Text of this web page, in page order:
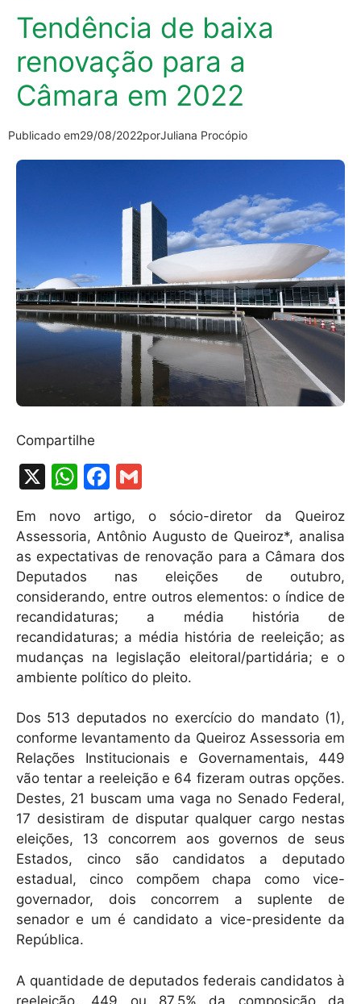
Tendência de baixa
renovação para a
Câmara em 2022
Publicado em29/08/2022porJuliana Procópio
Compartilhe
X
W
at
s
A
p
p
F
a
c
e
b
o
o
k
ai
l
Em novo artigo, o sócio-diretor da Queiroz
Assessoria, Antônio Augusto de Queiroz*, analisa
as expectativas de renovação para a Câmara dos
Deputados nas eleições de outubro,
considerando, entre outros elementos: o índice de
recandidaturas; a média história de
recandidaturas; a média história de reeleição; as
mudanças na legislação eleitoral/partidária; e o
ambiente político do pleito.
Dos 513 deputados no exercício do mandato (1),
conforme levantamento da Queiroz Assessoria em
Relações Institucionais e Governamentais, 449
vão tentar a reeleição e 64 fizeram outras opções.
Destes, 21 buscam uma vaga no Senado Federal,
17 desistiram de disputar qualquer cargo nestas
eleições, 13 concorrem aos governos de seus
Estados, cinco são candidatos a deputado
estadual, cinco compõem chapa como vice-
governador, dois concorrem a suplente de
senador e um é candidato a vice-presidente da
República.
A quantidade de deputados federais candidatos à
reeleição, 449 ou 87,5% da composição da